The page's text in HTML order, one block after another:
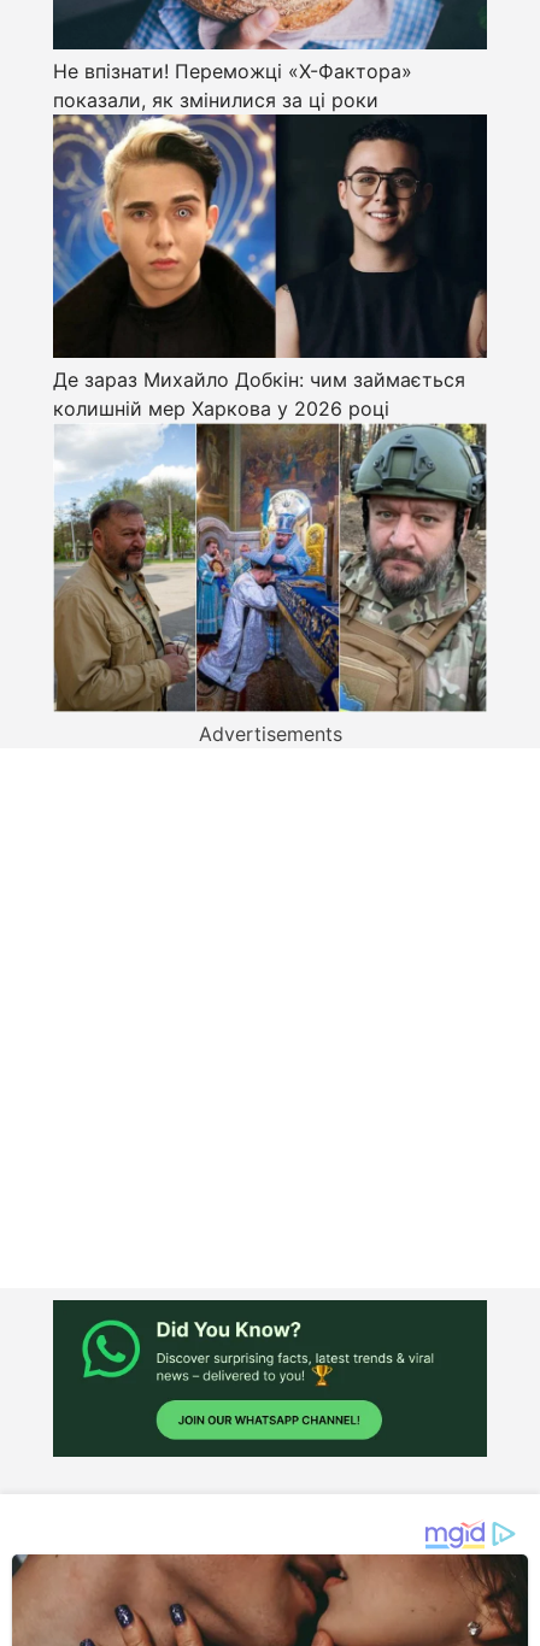
Не впізнати! Переможці «Х-Фактора»
показали, як змінилися за ці роки
Де зараз Михайло Добкін: чим займається
колишній мер Харкова у 2026 році
Advertisements